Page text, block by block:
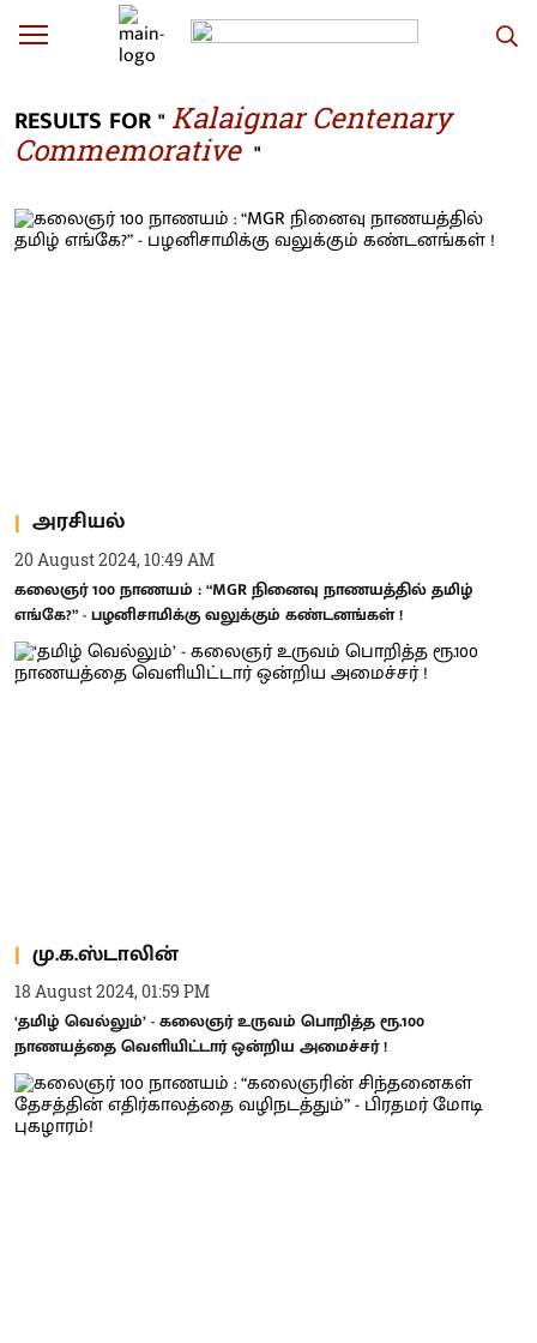
RESULTS FOR " Kalaignar Centenary
Commemorative "
அரசியல்
20 August 2024, 10:49 AM
கலைஞர் 100 நாணயம் : “MGR நினைவு நாணயத்தில் தமிழ்
எங்கே?” - பழனிசாமிக்கு வலுக்கும் கண்டனங்கள் !
மு.க.ஸ்டாலின்
18 August 2024, 01:59 PM
‘தமிழ் வெல்லும்’ - கலைஞர் உருவம் பொறித்த ரூ.100
நாணயத்தை வெளியிட்டார் ஒன்றிய அமைச்சர் !